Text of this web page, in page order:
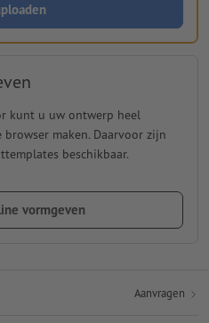
kunt u uw ontwerp heel
maken. Daarvoor zijn
beschikbaar.
vormgeven
Aanvragen